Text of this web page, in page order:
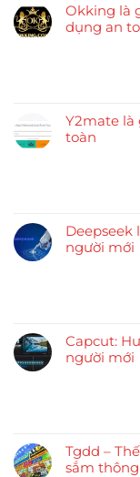
Okking là
dụng an
Y2mate là
toàn
Deepseek
người mới
Capcut:
người mới
Tgdd –
sắm